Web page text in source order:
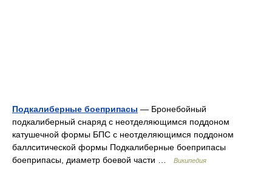
Подкалиберные боеприпасы — Бронебойный
подкалиберный снаряд с неотделяющимся поддоном
катушечной формы БПС с неотделяющимся поддоном
баллситической формы Подкалиберные боеприпасы
боеприпасы, диаметр боевой части …
Википедия